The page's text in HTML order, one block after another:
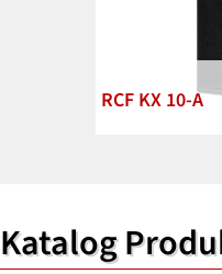
RCF KX 10-A
Katalog